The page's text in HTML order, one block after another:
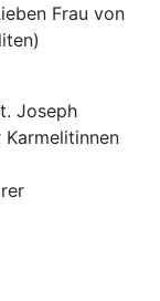
Frau von
Joseph